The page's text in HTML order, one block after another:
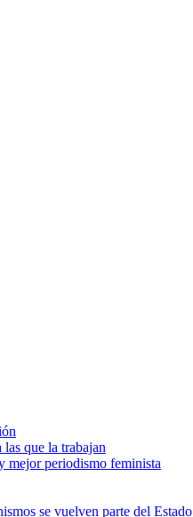
que la trabajan
mejor periodismo feminista
se vuelven parte del Estado